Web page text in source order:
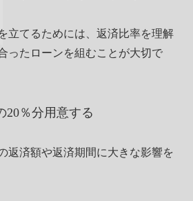
立てるためには、返済比率を理解
ったローンを組むことが大切で
20％分用意する
返済額や返済期間に大きな影響を